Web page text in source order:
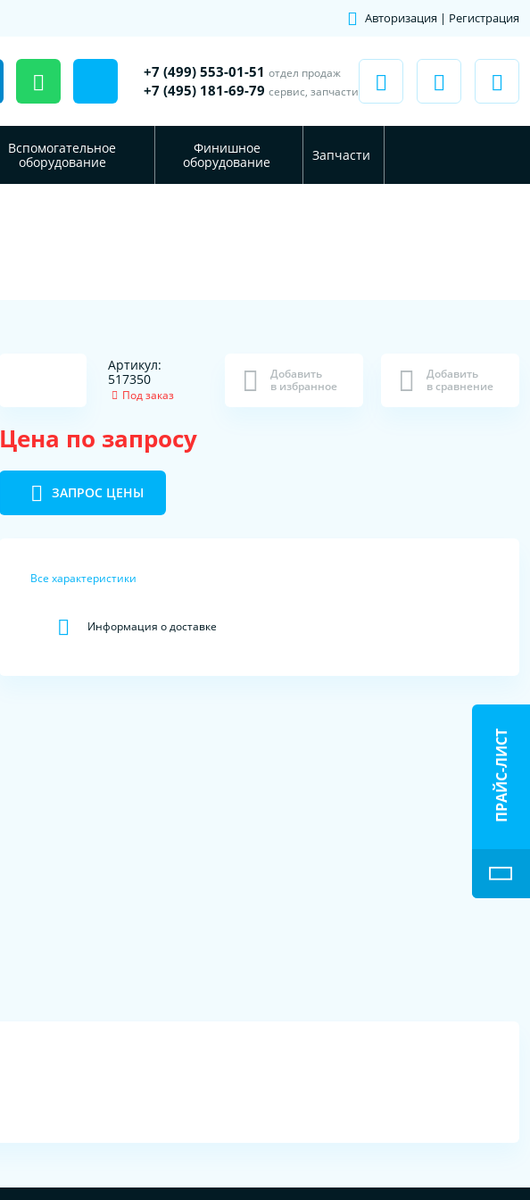
Авторизация | Регистрация
+7 (499) 553-01-51 отдел продаж
+7 (495) 181-69-79 сервис, запчасти
Вспомогательное
оборудование
Финишное
оборудование
Запчасти
Артикул:
517350
Под заказ
Добавить
в избранное
Добавить
в сравнение
Цена по запросу
ЗАПРОС ЦЕНЫ
Все характеристики
Информация о доставке
ПРАЙС-ЛИСТ